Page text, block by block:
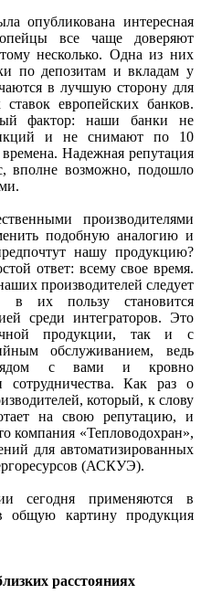
интересная
все чаще доверяют
несколько. Одна из них
по депозитам и вкладам у
в лучшую сторону для
европейских банков.
фактор: наши банки не
и не снимают по 10
Надежная репутация
вполне возможно, подошло
производителями
подобную аналогию и
нашу продукцию?
ответ: всему свое время.
производителей следует
в их пользу становится
среди интеграторов. Это
продукции, так и с
обслуживанием, ведь
рядом с вами и кровно
сотрудничества. Как раз о
который, к слову
на свою репутацию, и
компания «Тепловодохран»,
для автоматизированных
(АСКУЭ).
сегодня применяются в
картину продукция
расстояниях